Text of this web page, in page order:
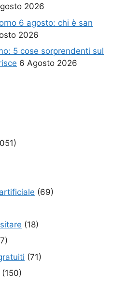
2026
6 agosto: chi è san
2026
5 cose sorprendenti sul
6 Agosto 2026
(69)
(18)
(71)
(150)